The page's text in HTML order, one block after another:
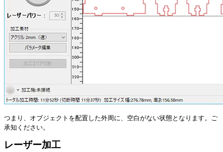
つまり、オブジェクトを配置した外周に、空白がない状態となります。ご
承知ください。
レーザー加工